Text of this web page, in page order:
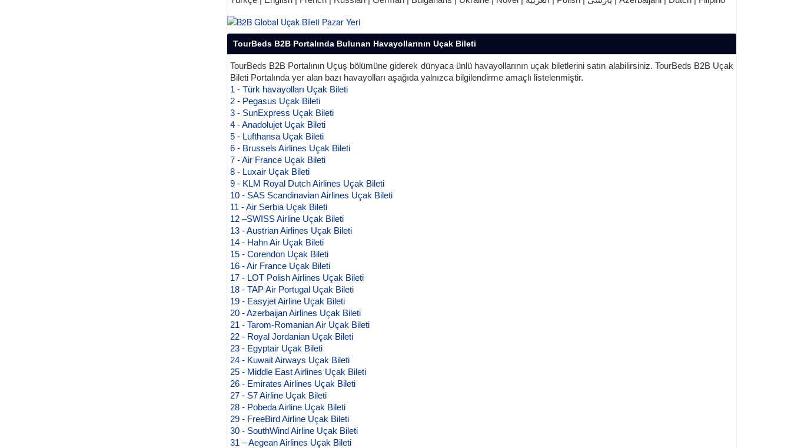
TourBeds B2B Portalında Bulunan Havayollarının Uçak Bileti
TourBeds B2B Portalının Uçuş bölümüne giderek dünyaca ünlü havayollarının uçak biletlerini satın alabilirsiniz. TourBeds B2B Uçak
Bileti Portalında yer alan bazı havayolları aşağıda yalnızca bilgilendirme amaçlı listelenmiştir.
1 - Türk havayolları Uçak Bileti
2 - Pegasus Uçak Bileti
3 - SunExpress Uçak Bileti
4 - Anadolujet Uçak Bileti
5 - Lufthansa Uçak Bileti
6 - Brussels Airlines Uçak Bileti
7 - Air France Uçak Bileti
8 - Luxair Uçak Bileti
9 - KLM Royal Dutch Airlines Uçak Bileti
10 - SAS Scandinavian Airlines Uçak Bileti
11 - Air Serbia Uçak Bileti
12 –SWISS Airline Uçak Bileti
13 - Austrian Airlines Uçak Bileti
14 - Hahn Air Uçak Bileti
15 - Corendon Uçak Bileti
16 - Air France Uçak Bileti
17 - LOT Polish Airlines Uçak Bileti
18 - TAP Air Portugal Uçak Bileti
19 - Easyjet Airline Uçak Bileti
20 - Azerbaijan Airlines Uçak Bileti
21 - Tarom-Romanian Air Uçak Bileti
22 - Royal Jordanian Uçak Bileti
23 - Egyptair Uçak Bileti
24 - Kuwait Airways Uçak Bileti
25 - Middle East Airlines Uçak Bileti
26 - Emirates Airlines Uçak Bileti
27 - S7 Airline Uçak Bileti
28 - Pobeda Airline Uçak Bileti
29 - FreeBird Airline Uçak Bileti
30 - SouthWind Airline Uçak Bileti
31 – Aegean Airlines Uçak Bileti